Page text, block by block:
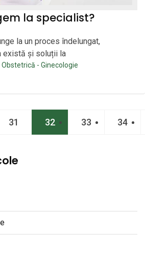
la specialist?
la un proces îndelungat,
există și soluții la
Obstetrică - Ginecologie
31 32 33 34